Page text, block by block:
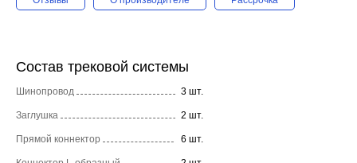
Состав трековой системы
Шинопровод 3 шт.
Заглушка 2 шт.
Прямой коннектор 6 шт.